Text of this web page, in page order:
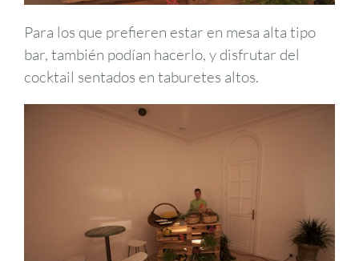
Para los que prefieren estar en mesa alta tipo
bar, también podían hacerlo, y disfrutar del
cocktail sentados en taburetes altos.